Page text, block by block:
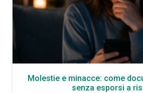
Molestie e minacce: come
senza esporsi a